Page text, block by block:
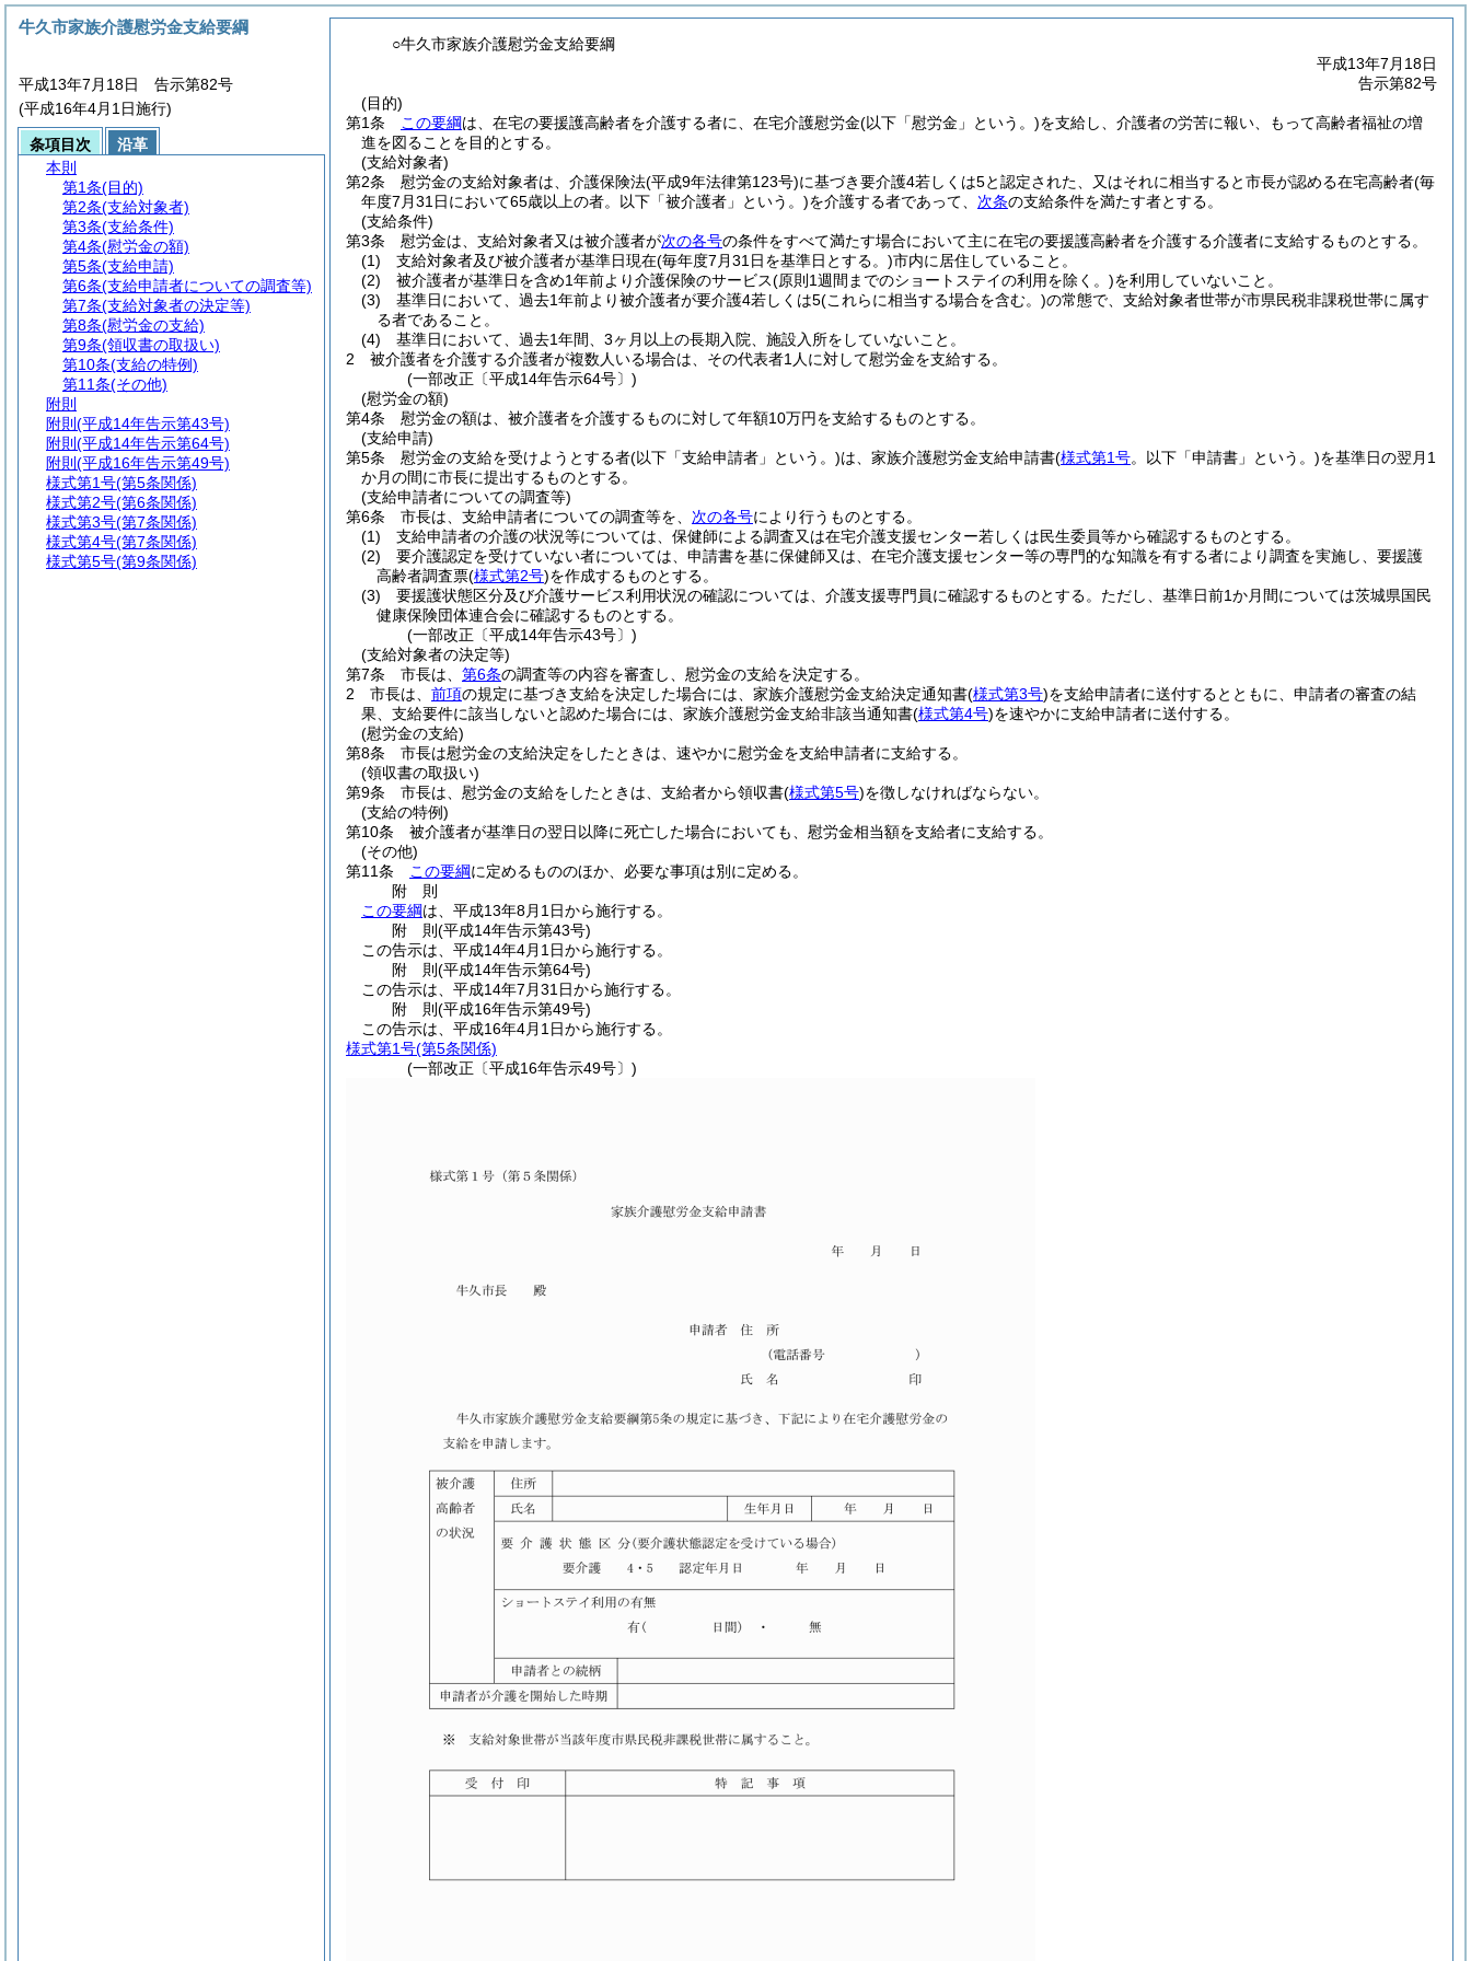
○牛久市家族介護慰労金支給要綱
平成13年7月18日
告示第82号
(目的)
第1条
この要綱は、在宅の要援護高齢者を介護する者に、在宅介護慰労金(以下「慰労金」という。)を支給し、介護者の労苦に報い、もって高齢者福祉の増
進を図ることを目的とする。
(支給対象者)
第2条
慰労金の支給対象者は、介護保険法(平成9年法律第123号)に基づき要介護4若しくは5と認定された、又はそれに相当すると市長が認める在宅高齢者(毎
年度7月31日において65歳以上の者。以下「被介護者」という。)を介護する者であって、 次条の支給条件を満たす者とする。
(支給条件)
第3条
慰労金は、支給対象者又は被介護者が次の各号の条件をすべて満たす場合において主に在宅の要援護高齢者を介護する介護者に支給するものとする。
(1)
支給対象者及び被介護者が基準日現在(毎年度7月31日を基準日とする。)市内に居住していること。
(2)
被介護者が基準日を含め1年前より介護保険のサービス(原則1週間までのショートステイの利用を除く。)を利用していないこと。
(3)
基準日において、過去1年前より被介護者が要介護4若しくは5(これらに相当する場合を含む。)の常態で、支給対象者世帯が市県民税非課税世帯に属す
る者であること。
(4)
基準日において、過去1年間、3ヶ月以上の長期入院、施設入所をしていないこと。
2
被介護者を介護する介護者が複数人いる場合は、その代表者1人に対して慰労金を支給する。
(一部改正〔平成14年告示64号〕)
(慰労金の額)
第4条
慰労金の額は、被介護者を介護するものに対して年額10万円を支給するものとする。
(支給申請)
第5条
慰労金の支給を受けようとする者(以下「支給申請者」という。)は、家族介護慰労金支給申請書(様式第1号。以下「申請書」という。)を基準日の翌月1
か月の間に市長に提出するものとする。
(支給申請者についての調査等)
第6条
市長は、支給申請者についての調査等を、 次の各号により行うものとする。
(1)
支給申請者の介護の状況等については、保健師による調査又は在宅介護支援センター若しくは民生委員等から確認するものとする。
(2)
要介護認定を受けていない者については、申請書を基に保健師又は、在宅介護支援センター等の専門的な知識を有する者により調査を実施し、要援護
高齢者調査票(様式第2号)を作成するものとする。
(3)
要援護状態区分及び介護サービス利用状況の確認については、介護支援専門員に確認するものとする。 ただし、基準日前1か月間については茨城県国民
健康保険団体連合会に確認するものとする。
(一部改正〔平成14年告示43号〕)
(支給対象者の決定等)
第7条
市長は、 第6条の調査等の内容を審査し、慰労金の支給を決定する。
2
市長は、 前項の規定に基づき支給を決定した場合には、家族介護慰労金支給決定通知書(様式第3号)を支給申請者に送付するとともに、申請者の審査の結
果、支給要件に該当しないと認めた場合には、家族介護慰労金支給非該当通知書(様式第4号)を速やかに支給申請者に送付する。
(慰労金の支給)
第8条
市長は慰労金の支給決定をしたときは、速やかに慰労金を支給申請者に支給する。
(領収書の取扱い)
第9条
市長は、慰労金の支給をしたときは、支給者から領収書(様式第5号)を徴しなければならない。
(支給の特例)
第10条
被介護者が基準日の翌日以降に死亡した場合においても、慰労金相当額を支給者に支給する。
(その他)
第11条
この要綱に定めるもののほか、必要な事項は別に定める。
附 則
この要綱は、平成13年8月1日から施行する。
附 則(平成14年告示第43号)
この告示は、平成14年4月1日から施行する。
附 則(平成14年告示第64号)
この告示は、平成14年7月31日から施行する。
附 則(平成16年告示第49号)
この告示は、平成16年4月1日から施行する。
様式第1号(第5条関係)
(一部改正〔平成16年告示49号〕)
牛久市家族介護慰労金支給要綱
平成13年7月18日 告示第82号
(平成16年4月1日施行)
条項目次
沿革
本則
第1条(目的)
第2条(支給対象者)
第3条(支給条件)
第4条(慰労金の額)
第5条(支給申請)
第6条(支給申請者についての調査等)
第7条(支給対象者の決定等)
第8条(慰労金の支給)
第9条(領収書の取扱い)
第10条(支給の特例)
第11条(その他)
附則
附則 (平成14年告示第43号)
附則 (平成14年告示第64号)
附則 (平成16年告示第49号)
様式第1号(第5条関係)
様式第2号(第6条関係)
様式第3号(第7条関係)
様式第4号(第7条関係)
様式第5号(第9条関係)